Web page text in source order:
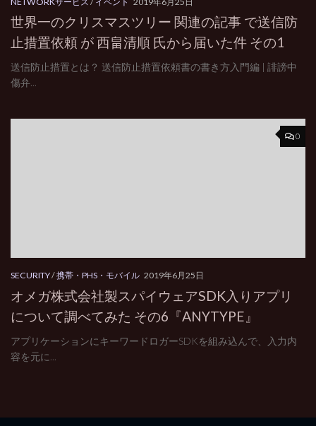
世界一のクリスマスツリー 関連の記事 で送信防
止措置依頼 が 西畠清順 氏から届いた件 その1
送信防止措置とは？ 送信防止措置依頼書の書き方入門編 | 誹謗中
傷弁...
0
SECURITY/携帯・PHS・モバイル 2019年6月25日
オメガ株式会社製スパイウェアSDK入りアプリ
について調べてみた その6『ANYTYPE』
アプリケーションにキーワードロガーSDKを組み込んで、入力内
容を元に...